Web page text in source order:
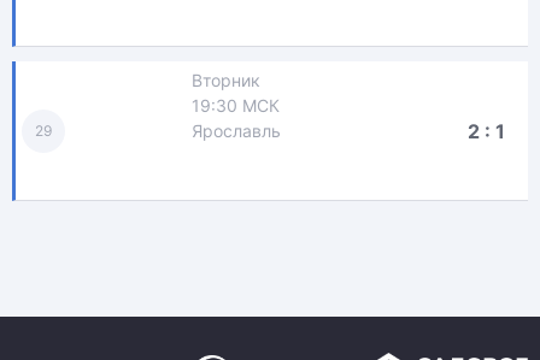
29
Вторник
19:30 МСК
Ярославль
2 : 1